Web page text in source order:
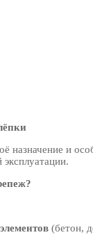
назначение и
эксплуатации.
(бетон,